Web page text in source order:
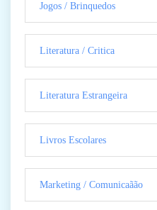
Jogos / Brinquedos
Literatura / Critica
Literatura Estrangeira
Livros Escolares
Marketing / Comunicaãão